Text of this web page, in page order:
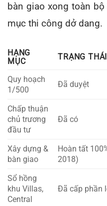
bàn giao xong toàn
mục thi công dở dang.
HẠNG
MỤC
TRẠNG THÁI
Quy hoạch
1/500
Đã duyệt
Chấp thuận
chủ trương
đầu tư
Đã có
Xây dựng &
bàn giao
Hoàn tất
2018)
Sổ hồng
khu Villas,
Central
Đã cấp phần